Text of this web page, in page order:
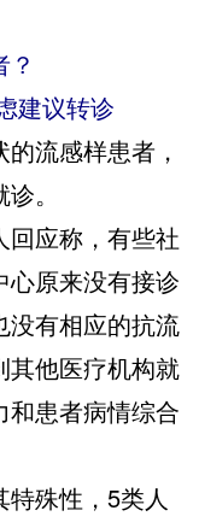
建议转诊
流感样患者，
。
应称，有些社
心原来没有接诊
没有相应的抗流
其他医疗机构就
和患者病情综合
殊性，5类人